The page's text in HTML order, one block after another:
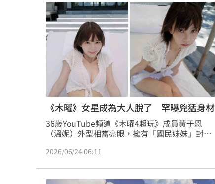
《木曜》女星成為大人脫了 罕曝兇猛身材
36歲YouTube頻道《木曜4超玩》成員黃于恩
（溫妮）外型相當亮眼，擁有「國民妹妹」封
清涼美照，讓粉絲相當震驚。
2026/06/24 06:11